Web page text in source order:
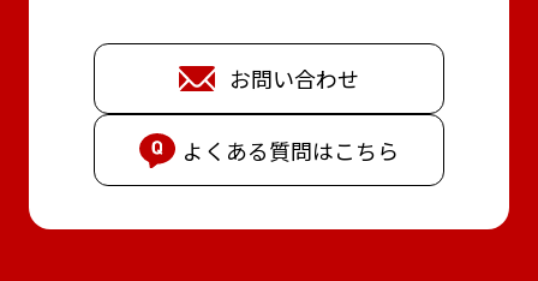
お問い合わせ
よくある質問はこちら